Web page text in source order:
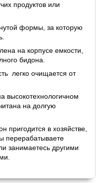
продуктов или
формы, за которую
на корпусе емкости,
бидона.
легко очищается от
высокотехнологичном
на долгую
пригодится в хозяйстве,
перерабатываете
занимаетесь другими